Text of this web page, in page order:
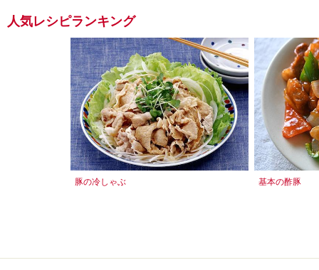
人気レシピランキング
豚の冷しゃぶ 基本の酢豚